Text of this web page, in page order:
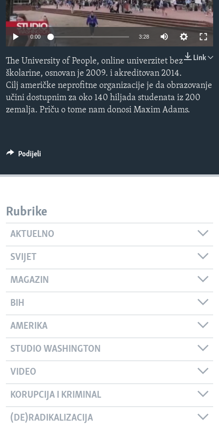
MAGAZIN
O GLASU AMERIKE
PRATITE NAS
0:00 3:28
Link
The University of People, online univerzitet bez
školarine, osnovan je 2009. i akreditovan 2014.
Cilj američke neprofitne organizacije je da obrazovanje
učini dostupnim za oko 140 hiljada studenata iz 200
zemalja. Priču o tome nam donosi Maxim Adams.
Podijeli
Rubrike
AKTUELNO
SVIJET
MAGAZIN
BIH
AMERIKA
STUDIO WASHINGTON
VIDEO
KORUPCIJA I KRIMINAL
(DE)RADIKALIZACIJA